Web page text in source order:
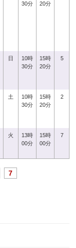
30分
20分
日
10時
30分
15時
20分
5
土
10時
30分
15時
20分
2
火
13時
00分
15時
00分
7
7